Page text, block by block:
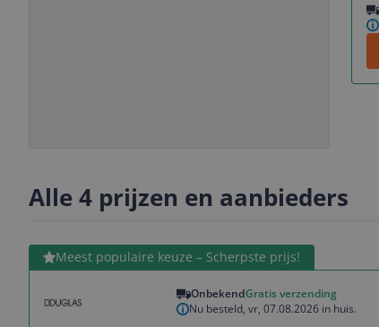
Alle 4 prijzen en aanbieders
Meest populaire keuze – Scherpste prijs!
OnbekendGratis verzending
Nu besteld, vr, 07.08.2026 in huis.
Bekijk product